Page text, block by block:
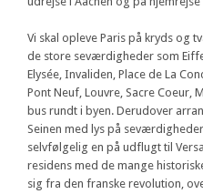
Vi skal opleve Paris på kryds og
de store seværdigheder som
Elysée, Invaliden, Place de La
Pont Neuf, Louvre, Sacre Coeur,
bus rundt i byen. Derudover
Seinen med lys på
selvfølgelig en på udflugt til
residens med de mange
sig fra den franske revolution,